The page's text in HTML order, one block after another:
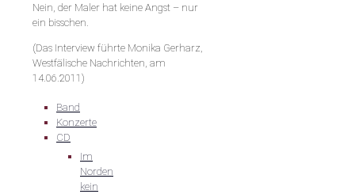
Nein, der Maler hat keine Angst – nur
ein bisschen.
(Das Interview führte Monika Gerharz,
Westfälische Nachrichten, am
14.06.2011)
Band
Konzerte
CD
Im
Norden
kein